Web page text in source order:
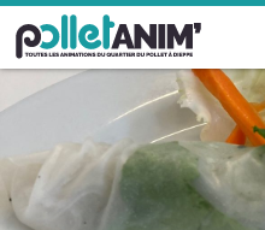
Pollet Anim'